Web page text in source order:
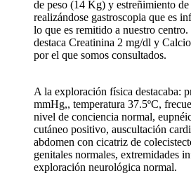
de peso (14 Kg) y estreñimiento de
realizándose gastroscopia que es
lo que es remitido a nuestro
destaca Creatinina 2 mg/dl y
por el que somos consultados.
A la exploración física destacaba:
mmHg,, temperatura 37.5ºC,
nivel de conciencia normal,
cutáneo positivo, auscultación
abdomen con cicatriz de
genitales normales, extremidades
exploración neurológica normal.